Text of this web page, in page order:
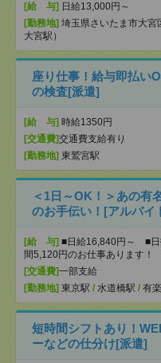
[給 与] 日給13,000円～
[勤務地] 埼玉県さいたま市大宮
大宮駅）
座り仕事！給与即払い
の検査[派遣]
[給 与] 時給1350円
[交通費]交通費支給有り
[勤務地] 東鷲宮駅
＜1日～OK！＞あの有
のお手伝い！[アルバイ
[給 与] ■日給16,840円～ ■
間5,120円のお仕事あります！
[交通費]一部支給
[勤務地] 東京駅 / 水道橋駅 / 有
短時間シフトあり！
ーなどの仕分け[派遣]